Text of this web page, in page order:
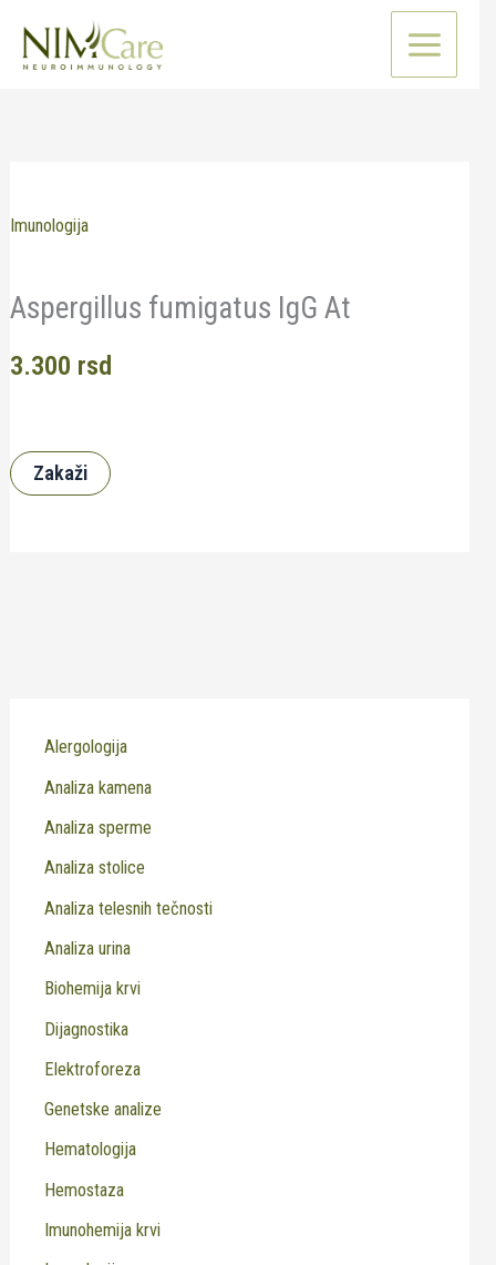
Imunologija
Aspergillus fumigatus IgG At
3.300 rsd
Zakaži
Alergologija
Analiza kamena
Analiza sperme
Analiza stolice
Analiza telesnih tečnosti
Analiza urina
Biohemija krvi
Dijagnostika
Elektroforeza
Genetske analize
Hematologija
Hemostaza
Imunohemija krvi